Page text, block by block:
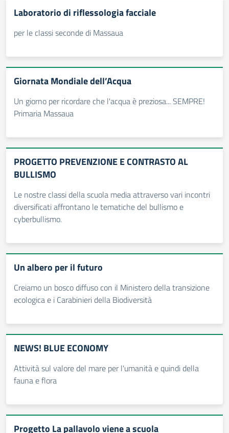
Laboratorio di riflessologia facciale
per le classi seconde di Massaua
Giornata Mondiale dell’Acqua
Un giorno per ricordare che l'acqua è preziosa... SEMPRE!
Primaria Massaua
PROGETTO PREVENZIONE E CONTRASTO AL
BULLISMO
Le nostre classi della scuola media attraverso vari incontri
diversificati affrontano le tematiche del bullismo e
cyberbullismo.
Un albero per il futuro
Creiamo un bosco diffuso con il Ministero della transizione
ecologica e i Carabinieri della Biodiversità
NEWS! BLUE ECONOMY
Attività sul valore del mare per l'umanità e quindi della
fauna e flora
Progetto La pallavolo viene a scuola